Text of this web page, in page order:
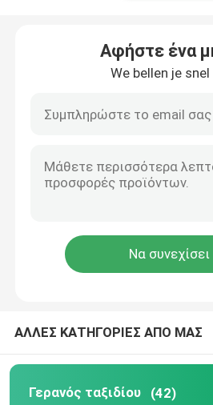
Γερανός χαλυβουργείου
θαλάσσιος γερανός γεφυρών
Πυρηνικός πολικός γερανός
Τοποθετημένος γερανός
Αφήστε ένα
We bellen je
ΑΛΛΕΣ ΚΑΤΗΓΟΡΙΕΣ ΑΠΟ ΜΑΣ
Γερανός ταξιδίου (42)